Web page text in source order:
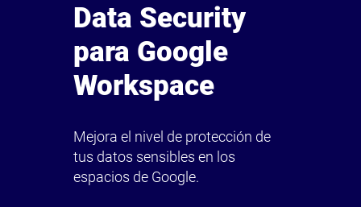
Data Security
para Google
Workspace
Mejora el nivel de protección de
tus datos sensibles en los
espacios de Google.